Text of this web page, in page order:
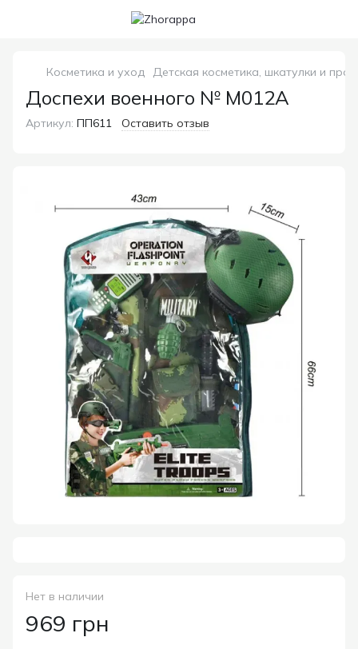
Косметика и уход Детская косметика, шкатулки и
Доспехи военного № M012A
Артикул: ПП611 Оставить отзыв
Нет в наличии
969 грн